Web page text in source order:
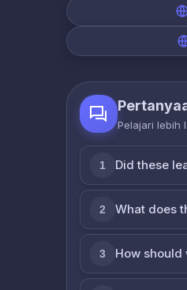
Pelajari lebih
1 Did these
2 What does
3 How